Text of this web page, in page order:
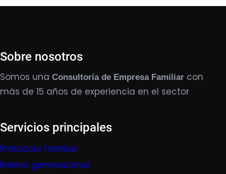
Sobre nosotros
Somos una Consultoría de Empresa Familiar con
más de 15 años de experiencia en el sector
Servicios principales
Protocolo familiar
Relevo generacional